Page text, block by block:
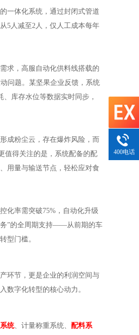
一体化系统，通过封闭式管道
5人减至2人，仅人工成本每年
求，高服自动化供料线搭载的
问题。某坚果企业反馈，系统
库存水位等数据实时同步，
成粉尘云，存在爆炸风险，而
值得关注的是，系统配备的配
用量与输送节点，轻松应对食
化率需突破75%，自动化升级
务”的全周期支持——从前期的车
型门槛。
环节，更是企业的利润空间与
数字化转型的核心动力。
统、计量称重系统、 配料系
400电话